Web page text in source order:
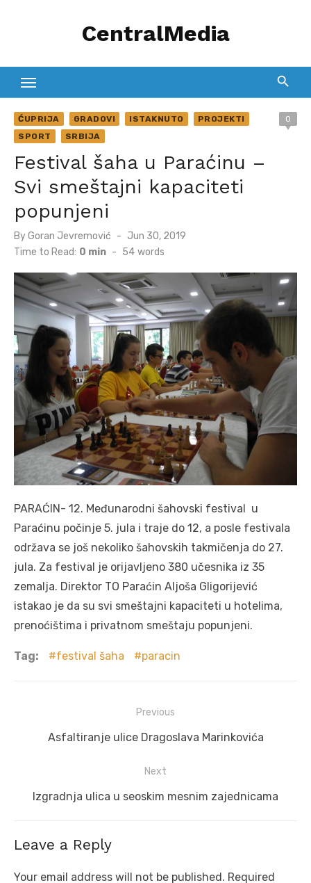
CentralMedia
ĆUPRIJA GRADOVI ISTAKNUTO
PROJEKTI
SPORT
SRBIJA
0
Festival šaha u Paraćinu –
Svi smeštajni kapaciteti
popunjeni
ByGoran Jevremović
Posted
on
Jun 30, 2019
Time to Read: 0 min - 54 words
PARAĆIN- 12. Međunarodni šahovski festival u
Paraćinu počinje 5. jula i traje do 12, a posle festivala
održava se još nekoliko šahovskih takmičenja do 27.
jula. Za festival je orijavljeno 380 učesnika iz 35
zemalja. Direktor TO Paraćin Aljoša Gligorijević
istakao je da su svi smeštajni kapaciteti u hotelima,
prenoćištima i privatnom smeštaju popunjeni.
Tag: festival šaha paracin
navigation
Previous
Previous
Asfaltiranje ulice Dragoslava Marinkovića
Next
Next
Izgradnja ulica u seoskim mesnim zajednicama
Leave a Reply
Your email address will not be published. Required